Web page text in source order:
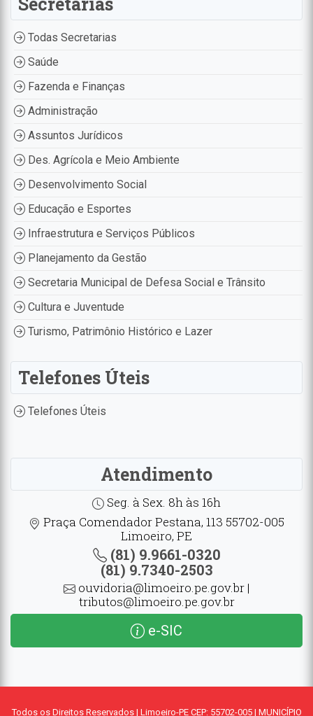
Todas Secretarias
Saúde
Fazenda e Finanças
Administração
Assuntos Jurídicos
Des. Agrícola e Meio Ambiente
Desenvolvimento Social
Educação e Esportes
Infraestrutura e Serviços Públicos
Planejamento da Gestão
Secretaria Municipal de Defesa Social e Trânsito
Cultura e Juventude
Turismo, Patrimônio Histórico e Lazer
Telefones Úteis
Telefones Úteis
Atendimento
Seg. à Sex. 8h às 16h
Praça Comendador Pestana, 113 55702-005
Limoeiro, PE
(81) 9.9661-0320
(81) 9.7340-2503
ouvidoria@limoeiro.pe.gov.br |
tributos@limoeiro.pe.gov.br
e-SIC
Todos os Direitos Reservados | Limoeiro-PE CEP: 55702-005 | MUNICÍPIO